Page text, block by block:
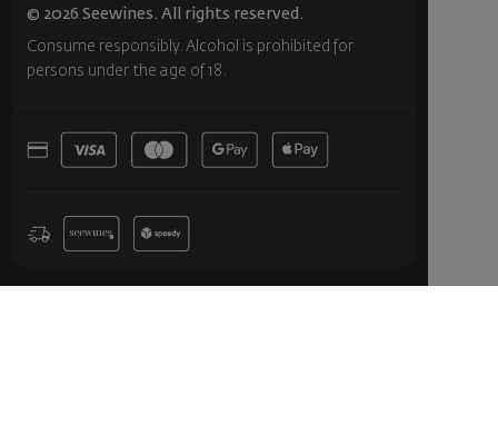
© 2026 Seewines. All rights reserved.
Consume responsibly. Alcohol is prohibited for
persons under the age of 18.